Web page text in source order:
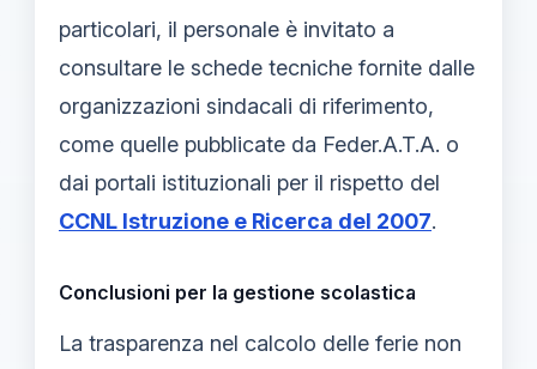
particolari, il personale è invitato a
consultare le schede tecniche fornite dalle
organizzazioni sindacali di riferimento,
come quelle pubblicate da Feder.A.T.A. o
dai portali istituzionali per il rispetto del
CCNL Istruzione e Ricerca del 2007.
Conclusioni per la gestione scolastica
La trasparenza nel calcolo delle ferie non